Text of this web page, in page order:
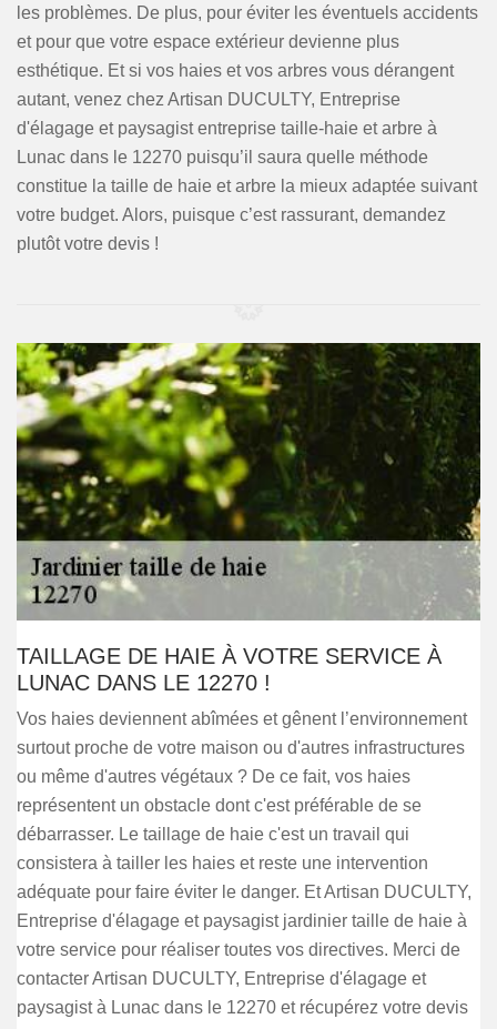
les problèmes. De plus, pour éviter les éventuels accidents
et pour que votre espace extérieur devienne plus
esthétique. Et si vos haies et vos arbres vous dérangent
autant, venez chez Artisan DUCULTY, Entreprise
d'élagage et paysagist entreprise taille-haie et arbre à
Lunac dans le 12270 puisqu’il saura quelle méthode
constitue la taille de haie et arbre la mieux adaptée suivant
votre budget. Alors, puisque c’est rassurant, demandez
plutôt votre devis !
TAILLAGE DE HAIE À VOTRE SERVICE À
LUNAC DANS LE 12270 !
Vos haies deviennent abîmées et gênent l’environnement
surtout proche de votre maison ou d'autres infrastructures
ou même d'autres végétaux ? De ce fait, vos haies
représentent un obstacle dont c'est préférable de se
débarrasser. Le taillage de haie c'est un travail qui
consistera à tailler les haies et reste une intervention
adéquate pour faire éviter le danger. Et Artisan DUCULTY,
Entreprise d'élagage et paysagist jardinier taille de haie à
votre service pour réaliser toutes vos directives. Merci de
contacter Artisan DUCULTY, Entreprise d'élagage et
paysagist à Lunac dans le 12270 et récupérez votre devis